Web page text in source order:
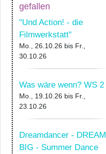
gefallen
"Und Action! - die
Filmwerkstatt"
Mo., 26.10.26 bis Fr.,
30.10.26
Was wäre wenn? WS 2
Mo., 19.10.26 bis Fr.,
23.10.26
Dreamdancer - DREAM
BIG - Summer Dance